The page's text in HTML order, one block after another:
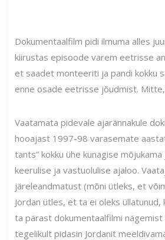
Dokumentaalfilm pidi ilmuma alles
kiirustas episoode varem eetrisse
et saadet monteeriti ja pandi kokku
enne osade eetrisse jõudmist.
Vaatamata pidevale ajarännakule
hooajast 1997-98 varasemate
tants” kokku ühe kunagise
keerulise ja vastuolulise ajaloo.
järeleandmatust (mõni ütleks, et
Jordan ütles, et ta ei oleks üllatunud,
ta pärast dokumentaalfilmi nägemist
tegelikult pidasin Jordanit